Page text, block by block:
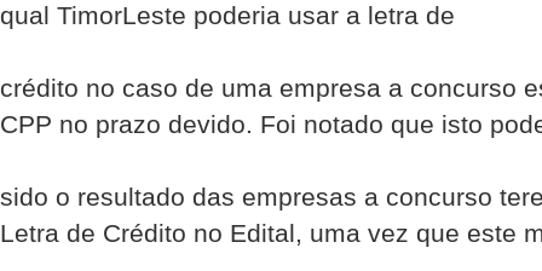
qual Timor­Leste poderia usar a letra de
crédito no caso de uma empresa a concurso
CPP no prazo devido. Foi notado que isto
sido o resultado das empresas a concurso
Letra de Crédito no Edital, uma vez que este